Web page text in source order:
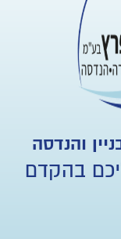
והנדסה
בהקדם